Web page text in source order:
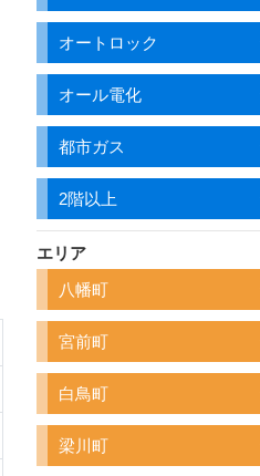
オートロック
オール電化
都市ガス
2階以上
エリア
八幡町
宮前町
白鳥町
梁川町